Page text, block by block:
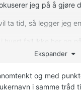
jeg på å gjøre
ta tid, så legger jeg
fall ikke her og
Ekspander
og med
i samme tråd